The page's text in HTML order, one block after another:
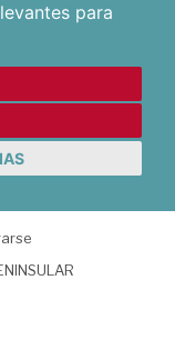
para